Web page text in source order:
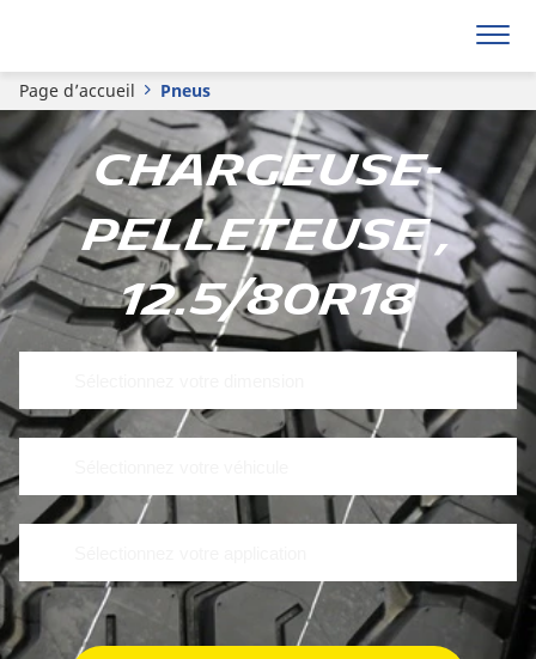
Page d’accueil Pneus
Chargeuse-
pelleteuse ,
12.5/80R18